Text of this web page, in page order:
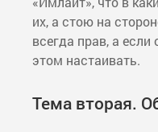
их, а стою на
всегда прав, а если
этом настаивать.
Тема вторая.